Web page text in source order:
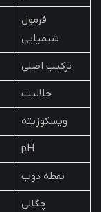
فرمول
شیمیایی
ترکیب اصلی
حلالیت
ویسکوزیته
pH
نقطه ذوب
چگالی